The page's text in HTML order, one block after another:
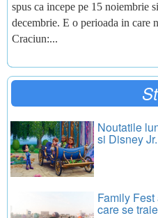
spus ca incepe pe 15 noiembrie
decembrie. E o perioada in care
Craciun:...
Noutatile
si Disney Jr.
Family
care se